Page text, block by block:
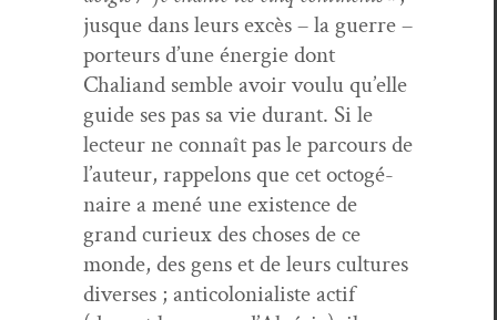
jusque dans leurs excès – la guerre –
por­teurs d’une énergie dont
Chaliand sem­ble avoir voulu qu’elle
guide ses pas sa vie durant. Si le
lecteur ne con­naît pas le par­cours de
l’auteur, rap­pelons que cet octogé­
naire a mené une exis­tence de
grand curieux des choses de ce
monde, des gens et de leurs cul­tures
divers­es ; anti­colo­nial­iste act­if